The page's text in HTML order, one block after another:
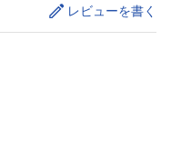
レビューを書く